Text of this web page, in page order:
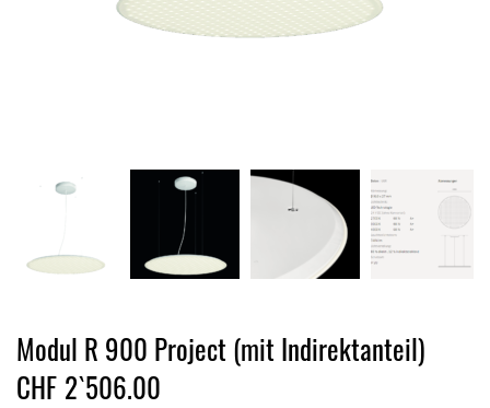
Modul R 900 Project (mit Indirektanteil)
CHF 2`506.00